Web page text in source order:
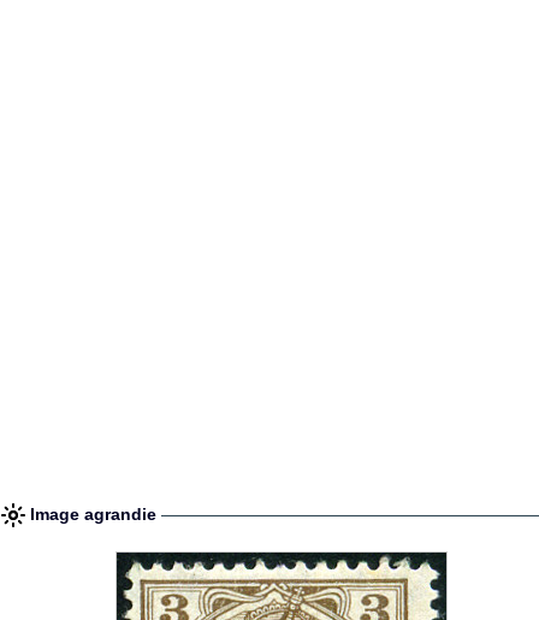
Image agrandie